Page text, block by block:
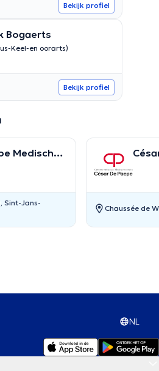
Bekijk profiel
Bogaerts
Keel-en oorarts)
Bekijk profiel
Medisch
Sint-Jans-
Chaussée de
NL